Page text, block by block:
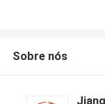
Sobre nós